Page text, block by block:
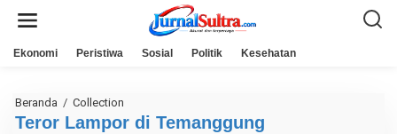
Ekonomi Peristiwa Sosial Politik Kesehatan
Beranda / Collection
e
r
Teror Lampor di Temanggung